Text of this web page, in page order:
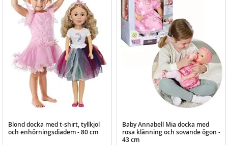
Blond docka med t-shirt, tyllkjol
och enhörningsdiadem - 80 cm
Baby Annabell Mia docka med
rosa klänning och sovande ögon -
43 cm